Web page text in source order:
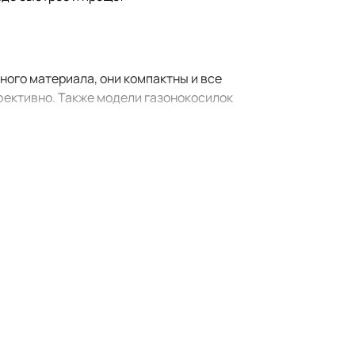
материала, они компактны и все
Также модели газонокосилок
предусмотрен быстросъёмный
ёмкостью 2 Ач, 4 Ач и 6 Ач. Эти